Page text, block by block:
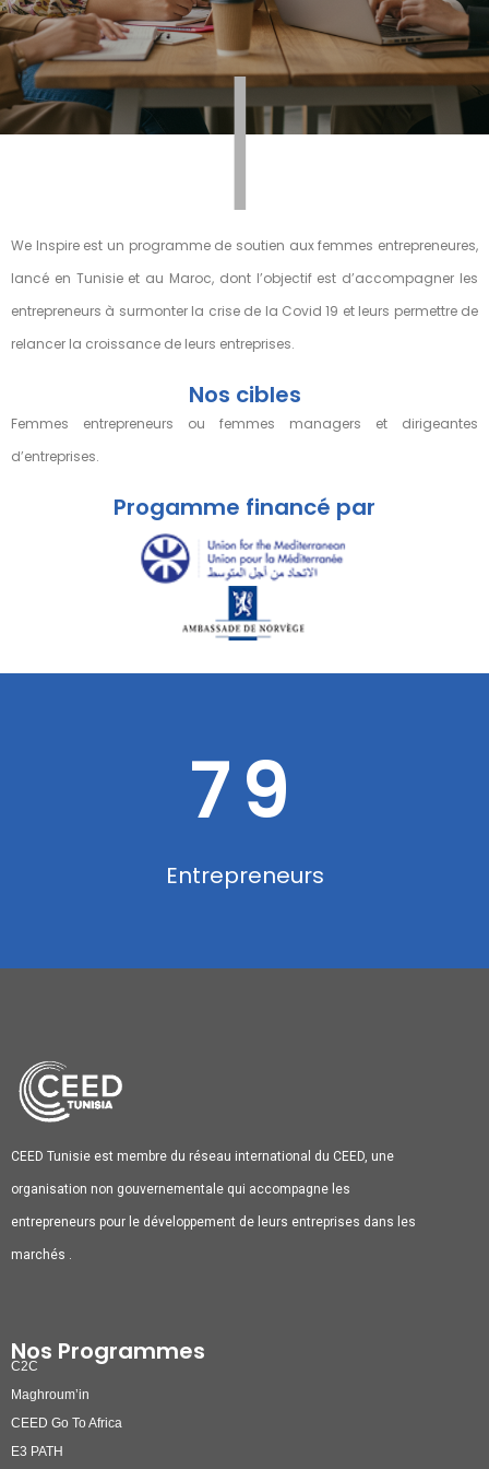
|
We Inspire est un programme de soutien aux femmes entrepreneures,
lancé en Tunisie et au Maroc, dont l’objectif est d’accompagner les
entrepreneurs à surmonter la crise de la Covid 19 et leurs permettre de
relancer la croissance de leurs entreprises.
Nos cibles
Femmes entrepreneurs ou femmes managers et dirigeantes
d’entreprises.
Progamme financé par
79
Entrepreneurs
CEED Tunisie est membre du réseau international du CEED, une
organisation non gouvernementale qui accompagne les
entrepreneurs pour le développement de leurs entreprises dans les
marchés .
Nos Programmes
C2C
Maghroum’in
CEED Go To Africa
E3 PATH